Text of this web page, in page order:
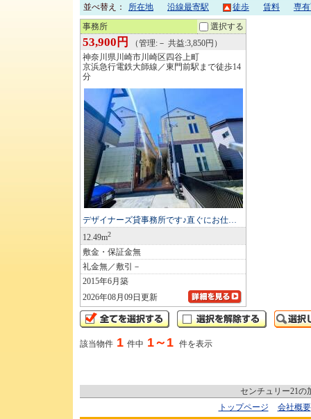
並べ替え： 所在地 沿線最寄駅 徒歩 賃料 専
事務所 選択する
53,900円
（管理:－ 共益:3,850円）
神奈川県川崎市川崎区四谷上町
京浜急行電鉄大師線／東門前駅まで徒歩14
分
デザイナーズ貸事務所です♪直ぐにお仕…
12.49m2
敷金・保証金無
礼金無／敷引－
2015年6月築
2026年08月09日更新
該当物件 1 件中 1～1 件を表示
センチュリー21の
トップページ
会社概要